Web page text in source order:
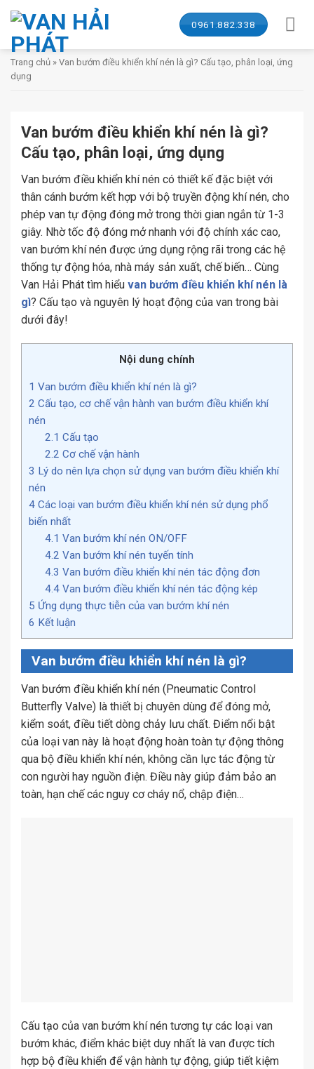
Skip
content
0961.882.338
Trang chủ » Van bướm điều khiển khí nén là gì? Cấu tạo, phân loại, ứng
dụng
Van bướm điều khiển khí nén là gì?
Cấu tạo, phân loại, ứng dụng
Van bướm điều khiển khí nén có thiết kế đặc biệt với
thân cánh bướm kết hợp với bộ truyền động khí nén, cho
phép van tự động đóng mở trong thời gian ngắn từ 1-3
giây. Nhờ tốc độ đóng mở nhanh với độ chính xác cao,
van bướm khí nén được ứng dụng rộng rãi trong các hệ
thống tự động hóa, nhà máy sản xuất, chế biến… Cùng
Van Hải Phát tìm hiểu van bướm điều khiển khí nén là
gì? Cấu tạo và nguyên lý hoạt động của van trong bài
dưới đây!
Nội dung chính
1 Van bướm điều khiển khí nén là gì?
2 Cấu tạo, cơ chế vận hành van bướm điều khiển khí
nén
2.1 Cấu tạo
2.2 Cơ chế vận hành
3 Lý do nên lựa chọn sử dụng van bướm điều khiển khí
nén
4 Các loại van bướm điều khiển khí nén sử dụng phổ
biến nhất
4.1 Van bướm khí nén ON/OFF
4.2 Van bướm khí nén tuyến tính
4.3 Van bướm điều khiển khí nén tác động đơn
4.4Van bướm điều khiển khí nén tác động kép
5 Ứng dụng thực tiễn của van bướm khí nén
6 Kết luận
Van bướm điều khiển khí nén là gì?
Van bướm điều khiển khí nén (Pneumatic Control
Butterfly Valve) là thiết bị chuyên dùng để đóng mở,
kiểm soát, điều tiết dòng chảy lưu chất. Điểm nổi bật
của loại van này là hoạt động hoàn toàn tự động thông
qua bộ điều khiển khí nén, không cần lực tác động từ
con người hay nguồn điện. Điều này giúp đảm bảo an
toàn, hạn chế các nguy cơ cháy nổ, chập điện…
Cấu tạo của van bướm khí nén tương tự các loại van
bướm khác, điểm khác biệt duy nhất là van được tích
hợp bộ điều khiển để vận hành tự động, giúp tiết kiệm